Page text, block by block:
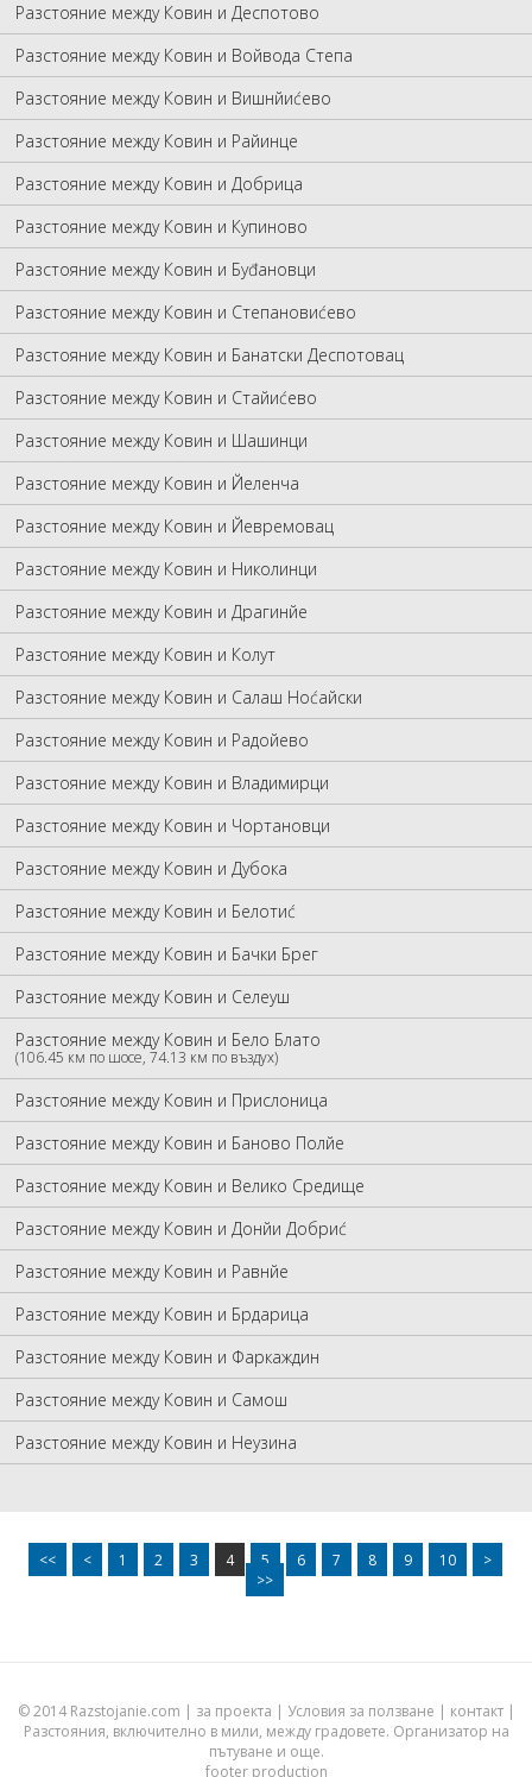
Разстояние между Ковин и Деспотово
Разстояние между Ковин и Войвода Степа
Разстояние между Ковин и Вишнйиćево
Разстояние между Ковин и Райинце
Разстояние между Ковин и Добрица
Разстояние между Ковин и Купиново
Разстояние между Ковин и Буđановци
Разстояние между Ковин и Степановиćево
Разстояние между Ковин и Банатски Деспотовац
Разстояние между Ковин и Стайиćево
Разстояние между Ковин и Шашинци
Разстояние между Ковин и Йеленча
Разстояние между Ковин и Йевремовац
Разстояние между Ковин и Николинци
Разстояние между Ковин и Драгинйе
Разстояние между Ковин и Колут
Разстояние между Ковин и Салаш Ноćайски
Разстояние между Ковин и Радойево
Разстояние между Ковин и Владимирци
Разстояние между Ковин и Чортановци
Разстояние между Ковин и Дубока
Разстояние между Ковин и Белотиć
Разстояние между Ковин и Бачки Брег
Разстояние между Ковин и Селеуш
Разстояние между Ковин и Бело Блато
(106.45 км по шосе, 74.13 км по въздух)
Разстояние между Ковин и Прислоница
Разстояние между Ковин и Баново Полйе
Разстояние между Ковин и Велико Средище
Разстояние между Ковин и Донйи Добриć
Разстояние между Ковин и Равнйе
Разстояние между Ковин и Брдарица
Разстояние между Ковин и Фаркаждин
Разстояние между Ковин и Самош
Разстояние между Ковин и Неузина
<< < 1 2 3 4 5 6 7 8 9 10
>
>>
© 2014 Razstojanie.com | за проекта | Условия за ползване | контакт|
Разстояния, включително в мили, между градовете. Организатор на
пътуване и още.
footer production